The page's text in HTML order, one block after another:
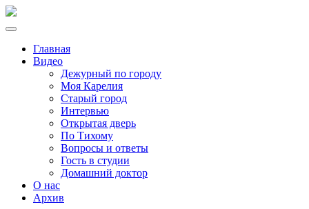
Главная
Видео
Дежурный по городу
Моя Карелия
Старый город
Интервью
Открытая дверь
По Тихому
Вопросы и ответы
Гость в студии
Домашний доктор
О нас
Архив